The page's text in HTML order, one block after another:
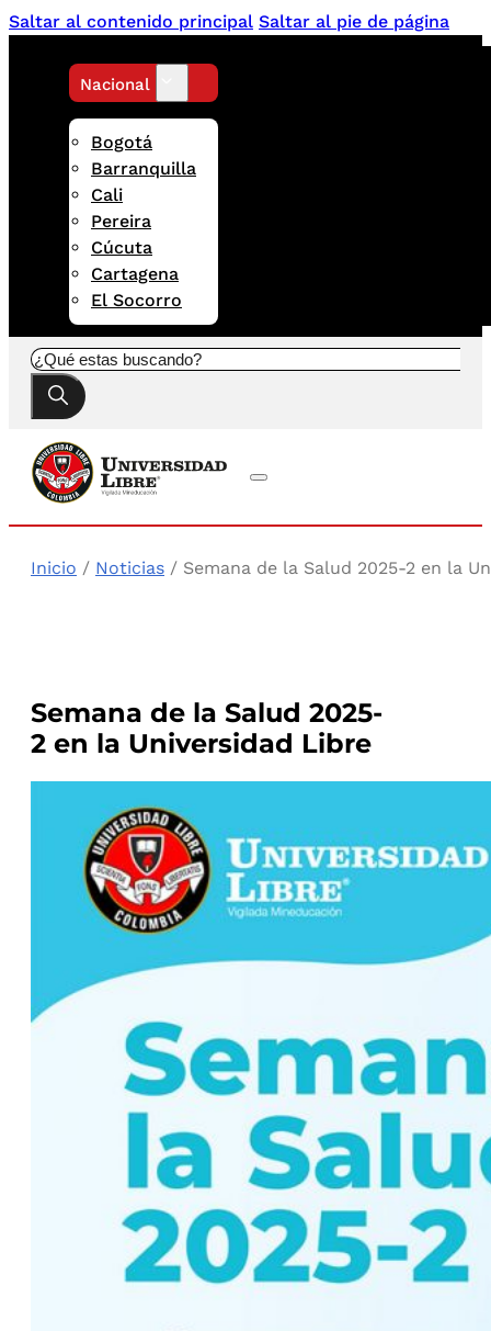
Saltar al contenido principal Saltar al pie de página
Nacional
Bogotá
Barranquilla
Cali
Pereira
Cúcuta
Cartagena
El Socorro
Buscar
Inicio / Noticias / Semana de la Salud 2025-2 en la
Semana de la Salud 2025-
2 en la Universidad Libre